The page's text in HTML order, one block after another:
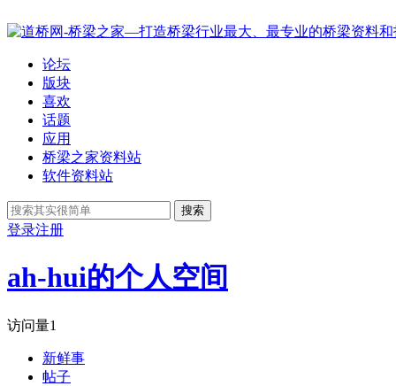
论坛
版块
喜欢
话题
应用
桥梁之家资料站
软件资料站
搜索
登录注册
ah-hui的个人空间
访问量1
新鲜事
帖子